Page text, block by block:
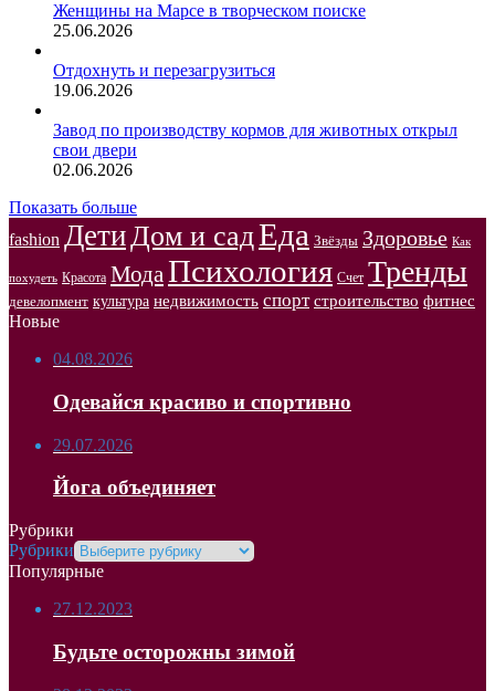
Женщины на Марсе в творческом поиске
25.06.2026
Отдохнуть и перезагрузиться
19.06.2026
Завод по производству кормов для животных открыл
свои двери
02.06.2026
Показать больше
fashion ДетиДом и садЕда Звёзды Здоровье Как
похудеть Красота Мода Психология Счет Тренды
девелопмент культура недвижимость спорт строительство фитнес
Новые
04.08.2026
Одевайся красиво и спортивно
29.07.2026
Йога объединяет
Рубрики
Рубрики
Популярные
27.12.2023
Будьте осторожны зимой